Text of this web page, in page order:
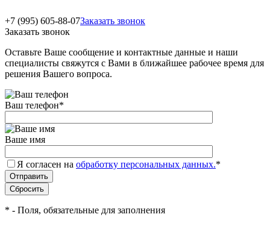
+7 (995) 605-88-07Заказать звонок
Заказать звонок
Оставьте Ваше сообщение и контактные данные и наши
специалисты свяжутся с Вами в ближайшее рабочее время для
решения Вашего вопроса.
Ваш телефон*
Ваше имя
Я согласен на обработку персональных данных.*
* - Поля, обязательные для заполнения